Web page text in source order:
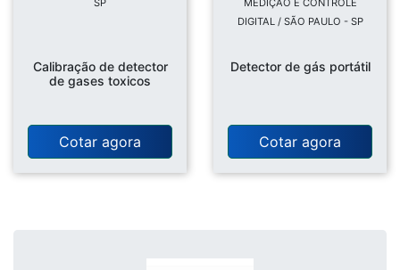
SP
Calibração de detector
de gases toxicos
Cotar agora
MEDIÇÃO E CONTROLE
DIGITAL / SÃO PAULO - SP
Detector de gás portátil
Cotar agora